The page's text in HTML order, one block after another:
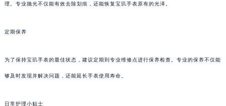
理。专业抛光不仅能有效去除划痕，还能恢复宝玑手表原有的光泽。
定期保养
为了保持宝玑手表的最佳状态，建议定期到专业维修点进行保养检查。专业的保养不仅能
够及时发现并解决问题，还能延长手表使用寿命。
日常护理小贴士